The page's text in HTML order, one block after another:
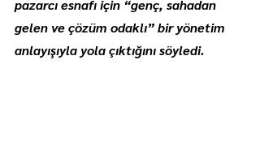
pazarcı esnafı için “genç, sahadan
gelen ve çözüm odaklı” bir yönetim
anlayışıyla yola çıktığını söyledi.